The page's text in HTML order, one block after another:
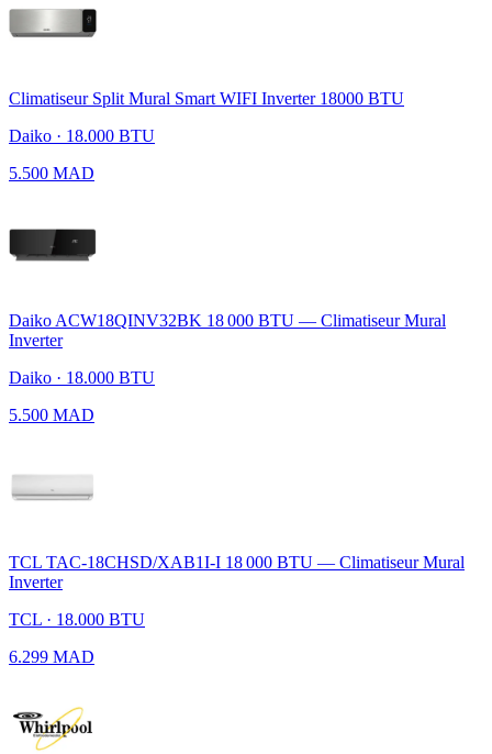
Climatiseur Split Mural Smart WIFI Inverter 18000 BTU
Daiko · 18.000 BTU
5.500 MAD
Daiko ACW18QINV32BK 18 000 BTU — Climatiseur Mural
Inverter
Daiko · 18.000 BTU
5.500 MAD
TCL TAC-18CHSD/XAB1I-I 18 000 BTU — Climatiseur Mural
Inverter
TCL · 18.000 BTU
6.299 MAD